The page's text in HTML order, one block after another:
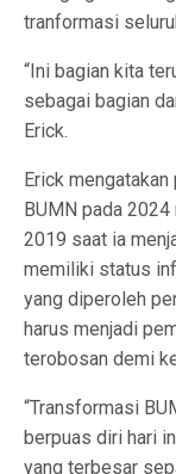
tranformasi
“Ini bagian kita
sebagai bagian
Erick.
Erick
BUMN pada
2019 saat ia
memiliki status
yang diperoleh
harus menjadi
terobosan demi
“Transformasi
berpuas diri hari
yang terbesar